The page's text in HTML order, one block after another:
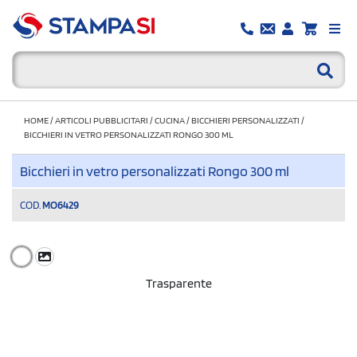
HOME/ARTICOLI PUBBLICITARI /CUCINA/BICCHIERI PERSONALIZZATI /
BICCHIERI IN VETRO PERSONALIZZATI RONGO 300 ML
Bicchieri in vetro personalizzati Rongo 300 ml
COD. MO6429
Trasparente